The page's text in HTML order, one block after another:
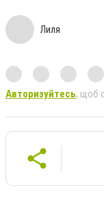
Лиля
Авторизуйтесь, щоб